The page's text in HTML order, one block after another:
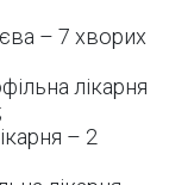
– 7 хворих
лікарня
– 2